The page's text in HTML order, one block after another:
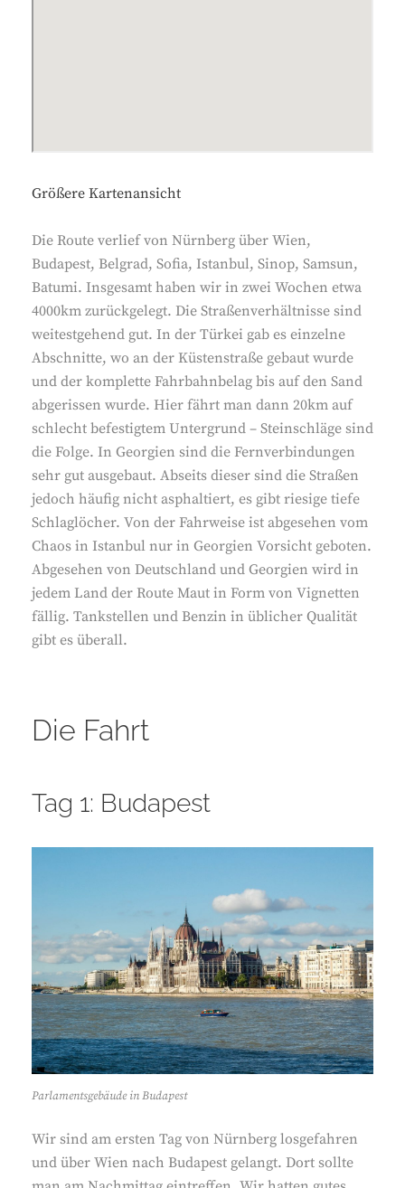
Größere Kartenansicht
Die Route verlief von Nürnberg über Wien,
Budapest, Belgrad, Sofia, Istanbul, Sinop, Samsun,
Batumi. Insgesamt haben wir in zwei Wochen etwa
4000km zurückgelegt. Die Straßenverhältnisse sind
weitestgehend gut. In der Türkei gab es einzelne
Abschnitte, wo an der Küstenstraße gebaut wurde
und der komplette Fahrbahnbelag bis auf den Sand
abgerissen wurde. Hier fährt man dann 20km auf
schlecht befestigtem Untergrund – Steinschläge sind
die Folge. In Georgien sind die Fernverbindungen
sehr gut ausgebaut. Abseits dieser sind die Straßen
jedoch häufig nicht asphaltiert, es gibt riesige tiefe
Schlaglöcher. Von der Fahrweise ist abgesehen vom
Chaos in Istanbul nur in Georgien Vorsicht geboten.
Abgesehen von Deutschland und Georgien wird in
jedem Land der Route Maut in Form von Vignetten
fällig. Tankstellen und Benzin in üblicher Qualität
gibt es überall.
Die Fahrt
Tag 1: Budapest
Parlamentsgebäude in Budapest
Wir sind am ersten Tag von Nürnberg losgefahren
und über Wien nach Budapest gelangt. Dort sollte